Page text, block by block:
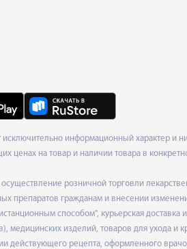
исключительно информационный характер и
на товар и наличии товара в
розничной торговли
препаратов гражданам и внесении
способом", курьерская доставка
медицинских изделий, товаров для ухода и
действующего рецепта, оформленного